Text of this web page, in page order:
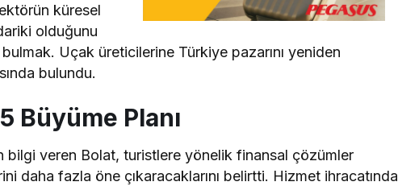
küresel
olduğunu
Uçak üreticilerine Türkiye pazarını yeniden
bulundu.
Büyüme Planı
bilgi veren Bolat, turistlere yönelik finansal çözümler
daha fazla öne çıkaracaklarını belirtti. Hizmet ihracatında